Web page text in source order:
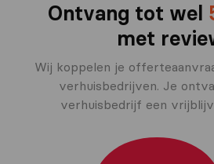
Ontvang tot wel
met
Wij koppelen je
verhuisbedrijven. Je
verhuisbedrijf een